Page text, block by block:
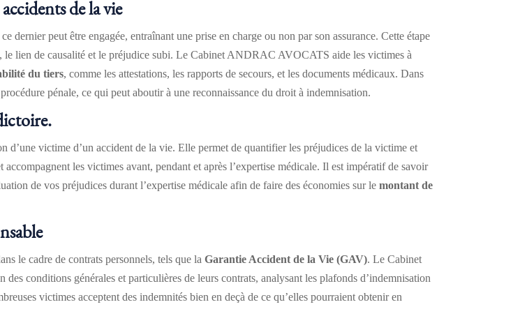
de la vie
dernier peut être engagée, entraînant une prise en charge ou non par son assurance. Cette étape
le lien de causalité et le préjudice subi. Le Cabinet ANDRAC AVOCATS aide les victimes à
du tiers, comme les attestations, les rapports de secours, et les documents médicaux. Dans
pénale, ce qui peut aboutir à une reconnaissance du droit à indemnisation.
d’une victime d’un accident de la vie. Elle permet de quantifier les préjudices de la victime et
les victimes avant, pendant et après l’expertise médicale. Il est impératif de savoir
de vos préjudices durant l’expertise médicale afin de faire des économies sur lemontant de
le cadre de contrats personnels, tels que laGarantie Accident de la Vie (GAV). Le Cabinet
conditions générales et particulières de leurs contrats, analysant les plafonds d’indemnisation
victimes acceptent des indemnités bien en deçà de ce qu’elles pourraient obtenir en